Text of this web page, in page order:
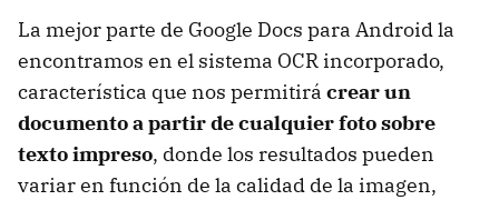
La mejor parte de Google Docs para Android la
encontramos en el sistema OCR incorporado,
característica que nos permitirá crear un
documento a partir de cualquier foto sobre
texto impreso, donde los resultados pueden
variar en función de la calidad de la imagen,